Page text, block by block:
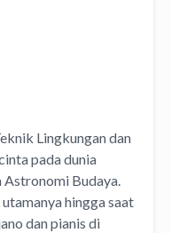
Lingkungan dan
pada dunia
Budaya.
hingga saat
dan pianis di